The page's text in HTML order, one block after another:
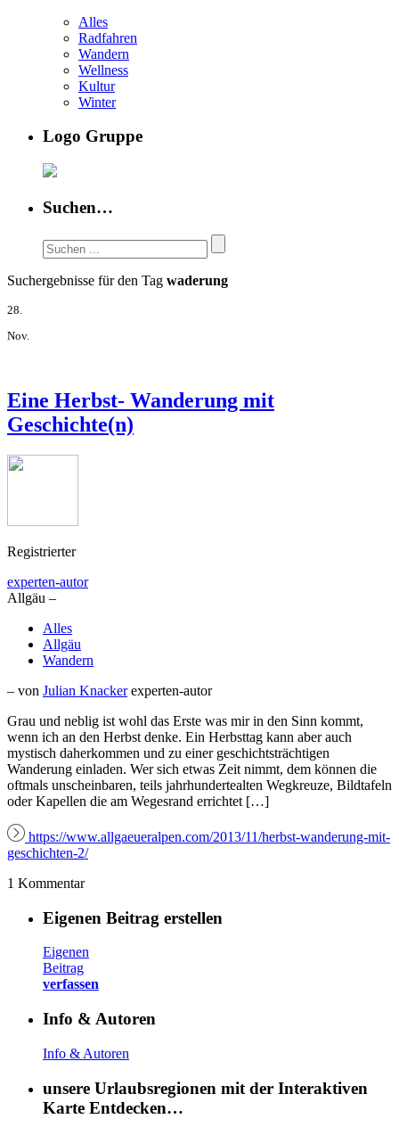
Alles
Radfahren
Wandern
Wellness
Kultur
Winter
Logo Gruppe
Suchen…
Suchergebnisse für den Tag waderung
28.
Nov.
Eine Herbst- Wanderung mit
Geschichte(n)
Registrierter
experten-autor
Allgäu –
Alles
Allgäu
Wandern
– von Julian Knacker experten-autor
Grau und neblig ist wohl das Erste was mir in den Sinn kommt,
wenn ich an den Herbst denke. Ein Herbsttag kann aber auch
mystisch daherkommen und zu einer geschichtsträchtigen
Wanderung einladen. Wer sich etwas Zeit nimmt, dem können die
oftmals unscheinbaren, teils jahrhundertealten Wegkreuze, Bildtafeln
oder Kapellen die am Wegesrand errichtet […]
https://www.allgaeueralpen.com/2013/11/herbst-wanderung-mit-
geschichten-2/
1 Kommentar
Eigenen Beitrag erstellen
Eigenen
Beitrag
verfassen
Info & Autoren
Info & Autoren
unsere Urlaubsregionen mit der Interaktiven
Karte Entdecken…